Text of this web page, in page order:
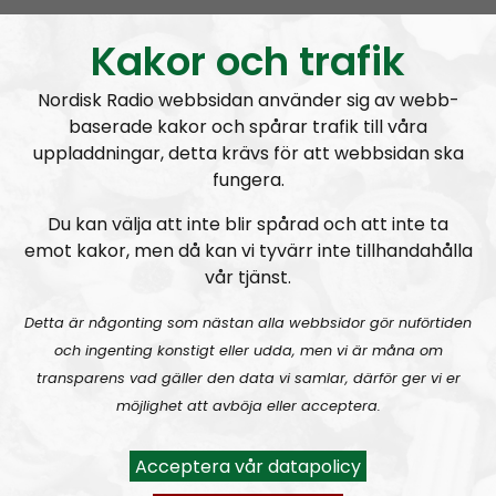
Om programmet Nordic Frontier
The Nordic Frontier is an English speaking podcast
and a sister broadcast to the gloriousRadio
. Our aim is to spread our political message
of the Nordic Resistance Movementto a wider
audience. Through theme- and discussion-based
episodes we will dive deep into what National
The format is not set in stone and everything is
subject to change, the overall message is based on
the political direction of the Nordic Resistance
the hosts and guests are their own.
Kakor och trafik
Nordisk Radio webbsidan använder sig av webb-
baserade kakor och spårar trafik till våra
uppladdningar, detta krävs för att webbsidan ska
fungera.
Du kan välja att inte blir spårad och att inte ta
emot kakor, men då kan vi tyvärr inte tillhandahålla
vår tjänst.
Detta är någonting som nästan alla webbsidor gör nuförtiden
och ingenting konstigt eller udda, men vi är måna om
transparens vad gäller den data vi samlar, därför ger vi er
möjlighet att avböja eller acceptera.
Acceptera vår datapolicy